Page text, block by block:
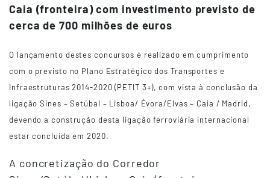
Caia (fronteira) com investimento previsto de
cerca de 700 milhões de euros
O lançamento destes concursos é realizado em cumprimento
com o previsto no Plano Estratégico dos Transportes e
Infraestruturas 2014-2020 (PETIT 3+), com vista à conclusão da
ligação Sines – Setúbal – Lisboa/ Évora/Elvas – Caia / Madrid,
devendo a construção desta ligação ferroviária internacional
estar concluída em 2020.
A concretização do Corredor